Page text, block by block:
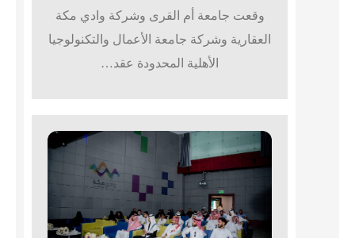
وقعت جامعة أم القرى وشركة وادي مكة
العقارية وشركة جامعة الأعمال والتكنولوجيا
الأهلية المحدودة عقد…